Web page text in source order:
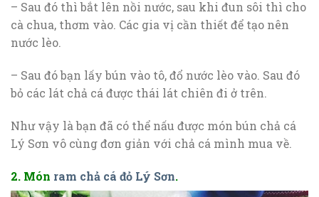
– Sau đó thì bắt lên nồi nước, sau khi đun sôi thì cho
cà chua, thơm vào. Các gia vị cần thiết để tạo nên
nước lèo.
– Sau đó bạn lấy bún vào tô, đổ nước lèo vào. Sau đó
bỏ các lát chả cá được thái lát chiên đi ở trên.
Như vậy là bạn đã có thể nấu được món bún chả cá
Lý Sơn vô cùng đơn giản với chả cá mình mua về.
2. Món ram chả cá đỏ Lý Sơn.